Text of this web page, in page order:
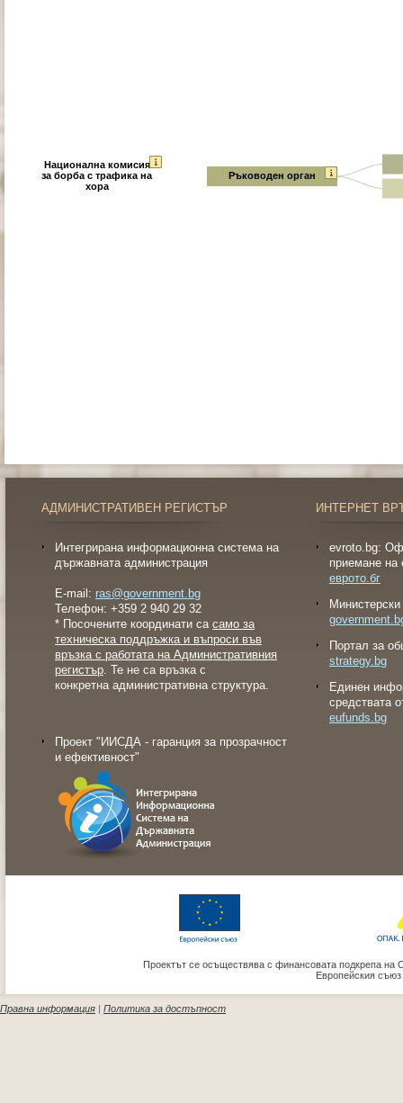
Национална комисия
за борба с трафика на
хора
Ръководен орган
АДМИНИСТРАТИВЕН РЕГИСТЪР
Интегрирана информационна система на
държавната администрация
E-mail: ras@government.bg
Телефон: +359 2 940 29 32
* Посочените координати са само за
техническа поддръжка и въпроси във
връзка с работата на Административния
регистър. Те не са връзка с
конкретна административна структура.
Проект "ИИСДА - гаранция за прозрачност
и ефективност"
ИНТЕРНЕТ
evroto.bg:
приемане на
еврото.бг
Портал за
strategy.bg
Eдинен
средствата
eufunds.bg
Проектът се осъществява с финансовата подкрепа на
Европейския
Правна информация Политика за достъпност